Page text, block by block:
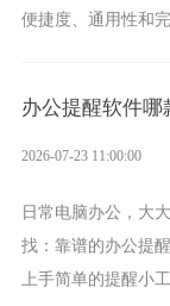
便捷度、通用性和
办公提醒软件
2026-07-23 11:00:00
日常电脑办公，大
找：靠谱的办公提
上手简单的提醒小